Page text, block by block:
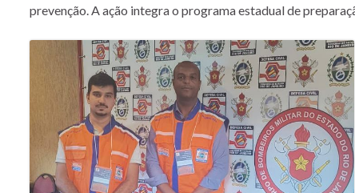
prevenção. A ação integra o programa estadual de